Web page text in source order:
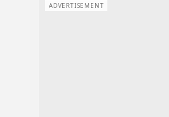
ADVERTISEMENT